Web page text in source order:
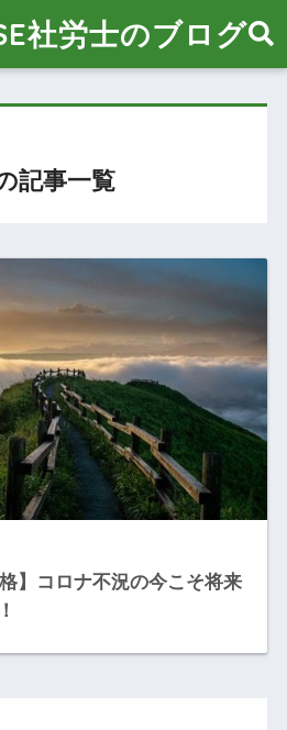
社労士のブログ
記事一覧
】コロナ不況の今こそ将来